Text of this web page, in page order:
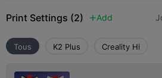
Print Settings (2)  Add
Tous K2 Plus Creality Hi